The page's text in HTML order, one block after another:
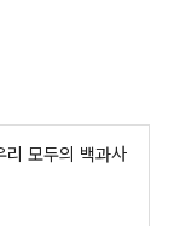
모두의 백과사